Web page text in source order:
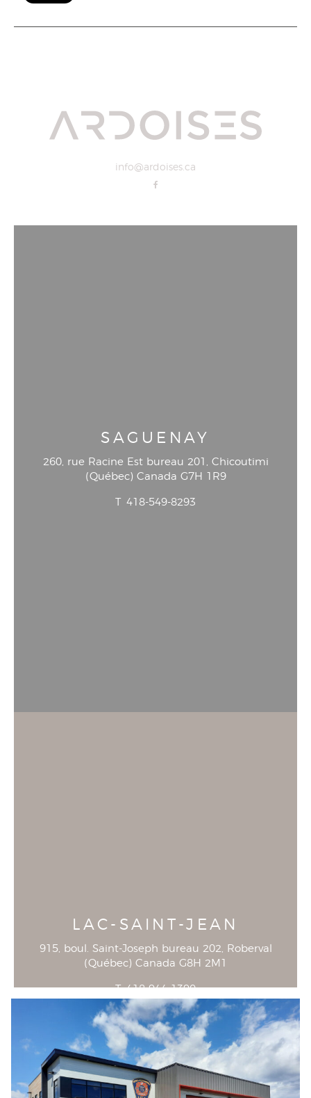
info@ardoises.ca
SAGUENAY
260, rue Racine Est bureau 201 , Chicoutimi
(Québec) Canada G7H 1R9
T 418-549-8293
LAC-SAINT-JEAN
915, boul. Saint-Joseph bureau 202, Roberval
(Québec) Canada G8H 2M1
T 418-944-1390